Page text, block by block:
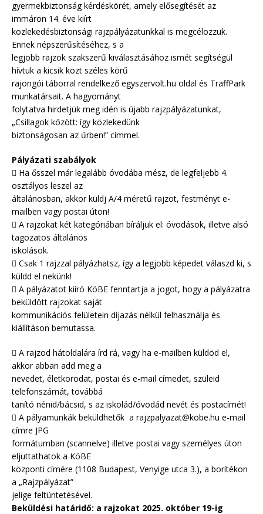
gyermekbiztonság kérdéskörét, amely elősegítését az
immáron 14. éve kiírt
közlekedésbiztonsági rajzpályázatunkkal is megcélozzuk.
Ennek népszerűsítéséhez, s a
legjobb rajzok szakszerű kiválasztásához ismét segítségül
hívtuk a kicsik közt széles körű
rajongói táborral rendelkező egyszervolt.hu oldal és TraffPark
munkatársait. A hagyományt
folytatva hirdetjük meg idén is újabb rajzpályázatunkat,
„Csillagok között: így közlekedünk
biztonságosan az űrben!” címmel.
Pályázati szabályok
 Ha ősszel már legalább óvodába mész, de legfeljebb 4.
osztályos leszel az
általánosban, akkor küldj A/4 méretű rajzot, festményt e-
mailben vagy postai úton!
 A rajzokat két kategóriában bíráljuk el: óvodások, illetve alsó
tagozatos általános
iskolások.
 Csak 1 rajzzal pályázhatsz, így a legjobb képedet válaszd ki, s
küldd el nekünk!
 A pályázatot kiíró KöBE fenntartja a jogot, hogy a pályázatra
beküldött rajzokat saját
kommunikációs felületein díjazás nélkül felhasználja és
kiállításon bemutassa.
 A rajzod hátoldalára írd rá, vagy ha e-mailben küldöd el,
akkor abban add meg a
nevedet, életkorodat, postai és e-mail címedet, szüleid
telefonszámát, továbbá
tanító nénid/bácsid, s az iskolád/óvodád nevét és postacímét!
 A pályamunkák beküldhetők a rajzpalyazat@kobe.hu e-mail
címre JPG
formátumban (scannelve) illetve postai vagy személyes úton
eljuttathatok a KöBE
központi címére (1108 Budapest, Venyige utca 3.), a borítékon
a „Rajzpályázat”
jelige feltüntetésével.
Beküldési határidő: a rajzokat 2025. október 19-ig